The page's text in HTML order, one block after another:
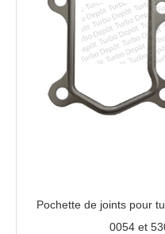
Pochette de joints pour
0054 et